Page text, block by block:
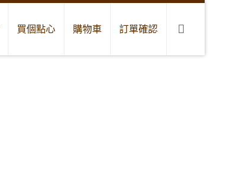
買個點心 購物車 訂單確認